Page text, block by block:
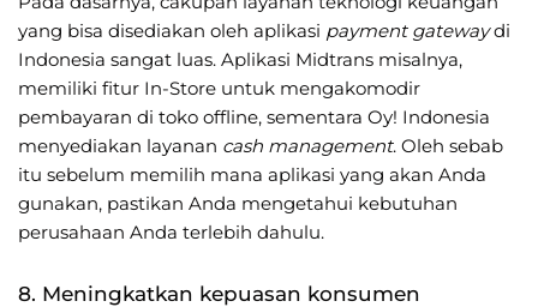
yang bisa disediakan oleh aplikasi payment gatewaydi
Indonesia sangat luas. Aplikasi Midtrans misalnya,
memiliki fitur In-Store untuk mengakomodir
pembayaran di toko offline, sementara Oy! Indonesia
menyediakan layanan cash management. Oleh sebab
itu sebelum memilih mana aplikasi yang akan Anda
gunakan, pastikan Anda mengetahui kebutuhan
perusahaan Anda terlebih dahulu.
8. Meningkatkan kepuasan konsumen